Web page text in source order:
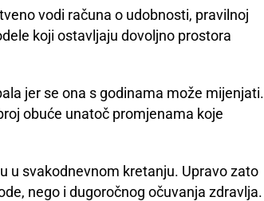
vodi računa o udobnosti, pravilnoj
koji ostavljaju dovoljno prostora
jer se ona s godinama može mijenjati.
obuće unatoč promjenama koje
u svakodnevnom kretanju. Upravo zato
nego i dugoročnog očuvanja zdravlja.